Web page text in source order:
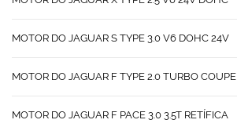
MOTOR DO JAGUAR S TYPE 3.0 V6 DOHC 24V
MOTOR DO JAGUAR F TYPE 2.0 TURBO COUPE
MOTOR DO JAGUAR F PACE 3.0 3.5T RETÍFICA